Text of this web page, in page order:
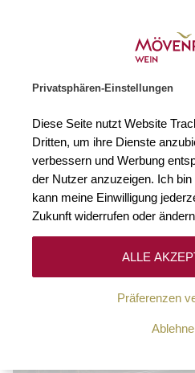
Privatsphären-Einstellungen
Diese Seite nutzt Website
Dritten, um ihre Dienste
verbessern und Werbung
der Nutzer anzuzeigen. Ich
kann meine Einwilligung
Zukunft widerrufen oder
Präferenzen
ALLE
Keine Ergebnisse
10-Euro-